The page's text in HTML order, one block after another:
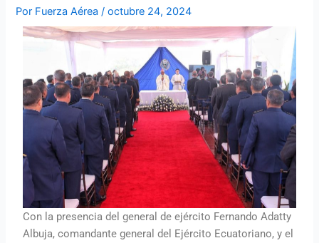
Por Fuerza Aérea/octubre 24, 2024
Con la presencia del general de ejército Fernando Adatty
Albuja, comandante general del Ejército Ecuatoriano, y el